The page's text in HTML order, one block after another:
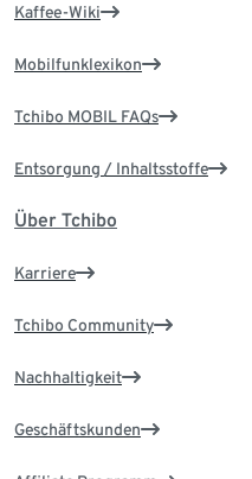
Kaffee-Wiki
Mobilfunklexikon
Tchibo MOBIL FAQs
Entsorgung / Inhaltsstoffe
Über Tchibo
Karriere
Tchibo Community
Nachhaltigkeit
Geschäftskunden